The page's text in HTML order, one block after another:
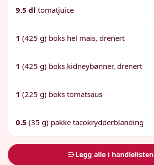
9.5 dl tomatjuice
1 (425 g) boks hel mais, drenert
1 (425 g) boks kidneybønner, drenert
1 (225 g) boks tomatsaus
0.5 (35 g) pakke tacokrydderblanding
Legg alle i handlelisten